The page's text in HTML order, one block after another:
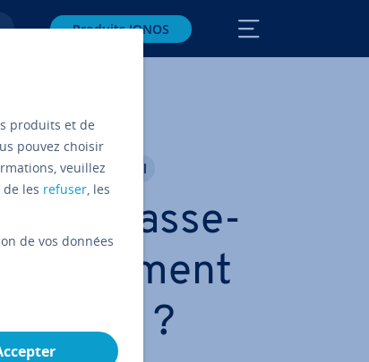
Produits IONOS
le clas­se­
et comment
?
Ré­fé­ren­ce­ment Naturel
produits et de
pouvez choisir
veuillez
de les refuser, les
de vos données